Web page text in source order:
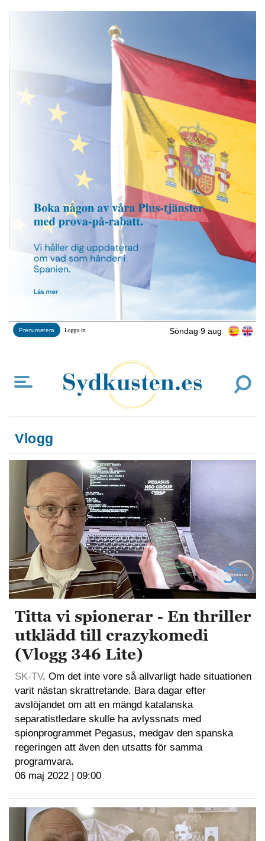
Söndag 9 aug
Prenumerera Logga in
Vlogg
Titta vi spionerar - En thriller
utklädd till crazykomedi
(Vlogg 346 Lite)
SK-TV. Om det inte vore så allvarligt hade situationen
varit nästan skrattretande. Bara dagar efter
avslöjandet om att en mängd katalanska
separatistledare skulle ha avlyssnats med
spionprogrammet Pegasus, medgav den spanska
regeringen att även den utsatts för samma
programvara.
06 maj 2022 | 09:00